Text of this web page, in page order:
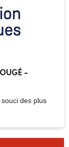
engagement
et
Rougé
–
souci des plus